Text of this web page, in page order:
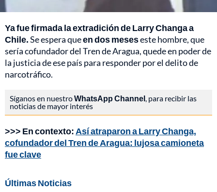
Ya fue firmada la extradición de Larry Changa a
Chile.Se espera queen dos meseseste hombre, que
sería cofundador del Tren de Aragua, quede en poder de
la justicia de ese país para responder por el delito de
narcotráfico.
Síganos en nuestroWhatsApp Channel , para recibir las
noticias de mayor interés
>>> En contexto: Así atraparon a Larry Changa,
cofundador del Tren de Aragua: lujosa camioneta
fue clave
Últimas Noticias